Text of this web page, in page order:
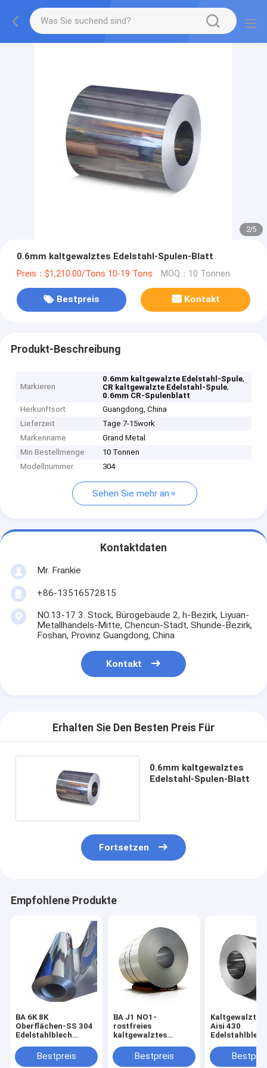
2/5
0.6mm kaltgewalztes Edelstahl-Spulen-Blatt
Preis：$1,210.00/Tons 10-19 Tons MOQ：10 Tonnen
Bestpreis Kontakt
Produkt-Beschreibung
Markieren
0.6mm kaltgewalzte Edelstahl-Spule,
CR kaltgewalzte Edelstahl-Spule,
0.6mm CR-Spulenblatt
Herkunftsort
Guangdong, China
Lieferzeit
Tage 7-15work
Markenname
Grand Metal
Min Bestellmenge
10 Tonnen
Modellnummer
304
Sehen Sie mehr an
Kontaktdaten
Mr. Frankie
+86-13516572815
NO.13-17 3. Stock, Bürogebäude 2, h-Bezirk, Liyuan-
Metallhandels-Mitte, Chencun-Stadt, Shunde-Bezirk,
Foshan, Provinz Guangdong, China
Kontakt
Erhalten Sie Den Besten Preis Für
0.6mm kaltgewalztes
Edelstahl-Spulen-Blatt
Fortsetzen
Empfohlene Produkte
BA 6K 8K
Oberflächen-SS 304
Edelstahlblech
der SpuleBestpreis
BA J1 NO1-
rostfreies
kaltgewalztes
4.0mm CR Spulen-
Oberflächenblatt
Bestpreis
Kaltgewalztes
Aisi 430
1219mm
Stahlspulen